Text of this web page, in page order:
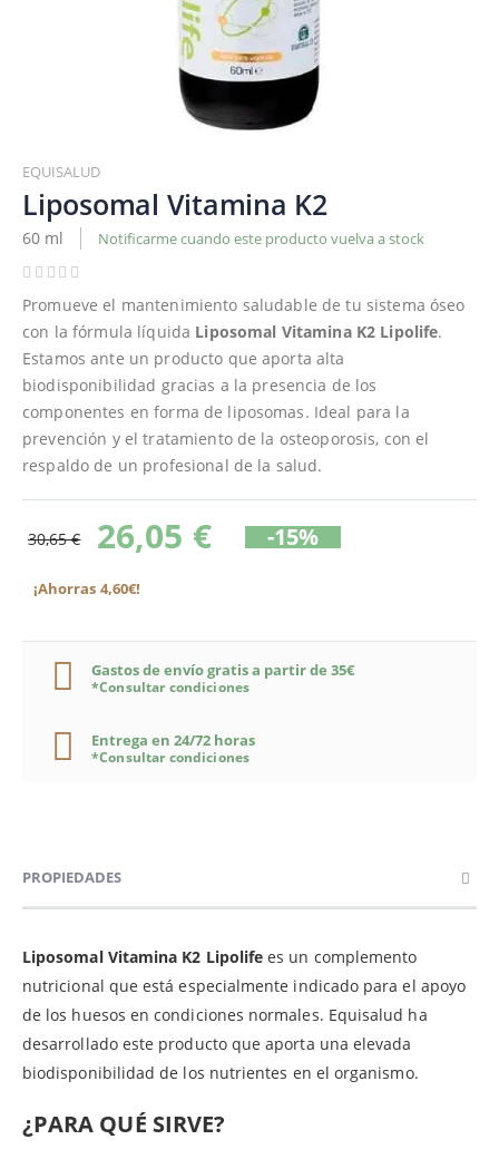
al
comienzo
de
la
galería
imágenes
EQUISALUD
Liposomal Vitamina K2
60 ml Notificarme cuando este producto vuelva a stock
Promueve el mantenimiento saludable de tu sistema óseo
con la fórmula líquida Liposomal Vitamina K2 Lipolife.
Estamos ante un producto que aporta alta
biodisponibilidad gracias a la presencia de los
componentes en forma de liposomas. Ideal para la
prevención y el tratamiento de la osteoporosis, con el
respaldo de un profesional de la salud.
30,65 € 26,05 € -15%
¡Ahorras 4,60€!
Gastos de envío gratis a partir de 35€
*Consultar condiciones
Entrega en 24/72 horas
*Consultar condiciones
PROPIEDADES
Liposomal Vitamina K2 Lipolifees un complemento
nutricional que está especialmente indicado para el apoyo
de los huesos en condiciones normales. Equisalud ha
desarrollado este producto que aporta una elevada
biodisponibilidad de los nutrientes en el organismo.
¿PARA QUÉ SIRVE?